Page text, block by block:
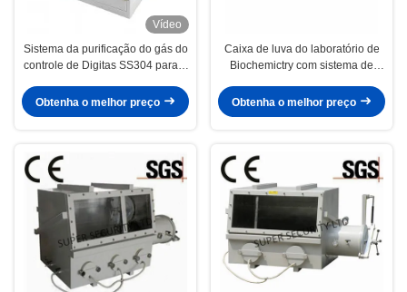
Vídeo
Sistema da purificação do gás do
controle de Digitas SS304 para o
Obtenha o melhor preço
Caixa de luva do laboratório de
Biochemictry com sistema de
Obtenha o melhor preço